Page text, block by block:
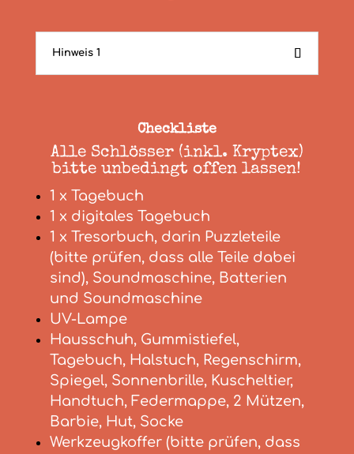
Hinweis 1
Checkliste
Alle Schlösser (inkl. Kryptex)
bitte unbedingt offen lassen!
1 x Tagebuch
1 x digitales Tagebuch
1 x Tresorbuch, darin Puzzleteile
(bitte prüfen, dass alle Teile dabei
sind), Soundmaschine, Batterien
und Soundmaschine
UV-Lampe
Hausschuh, Gummistiefel,
Tagebuch, Halstuch, Regenschirm,
Spiegel, Sonnenbrille, Kuscheltier,
Handtuch, Federmappe, 2 Mützen,
Barbie, Hut, Socke
Werkzeugkoffer (bitte prüfen, dass